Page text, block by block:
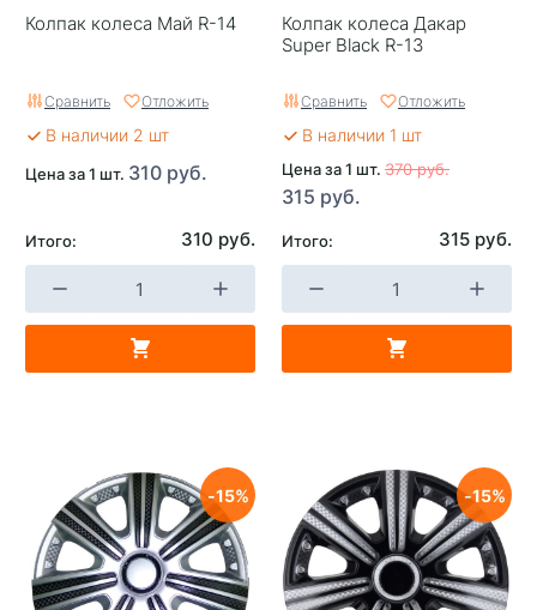
Колпак колеса Май R-14
Сравнить Отложить
В наличии 2 шт
Цена за 1 шт. 310 руб.
Итого: 310 руб.
Колпак колеса Дакар
Super Black R-13
Сравнить Отложить
В наличии 1 шт
Цена за 1 шт. 370 руб.
315 руб.
Итого: 315 руб.
15 15